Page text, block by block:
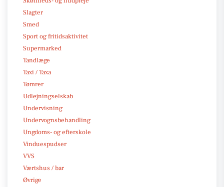
Slagter
Smed
Sport og fritidsaktivitet
Supermarked
Tandlæge
Taxi / Taxa
Tømrer
Udlejningselskab
Undervisning
Undervognsbehandling
Ungdoms- og efterskole
Vinduespudser
VVS
Værtshus / bar
Øvrige